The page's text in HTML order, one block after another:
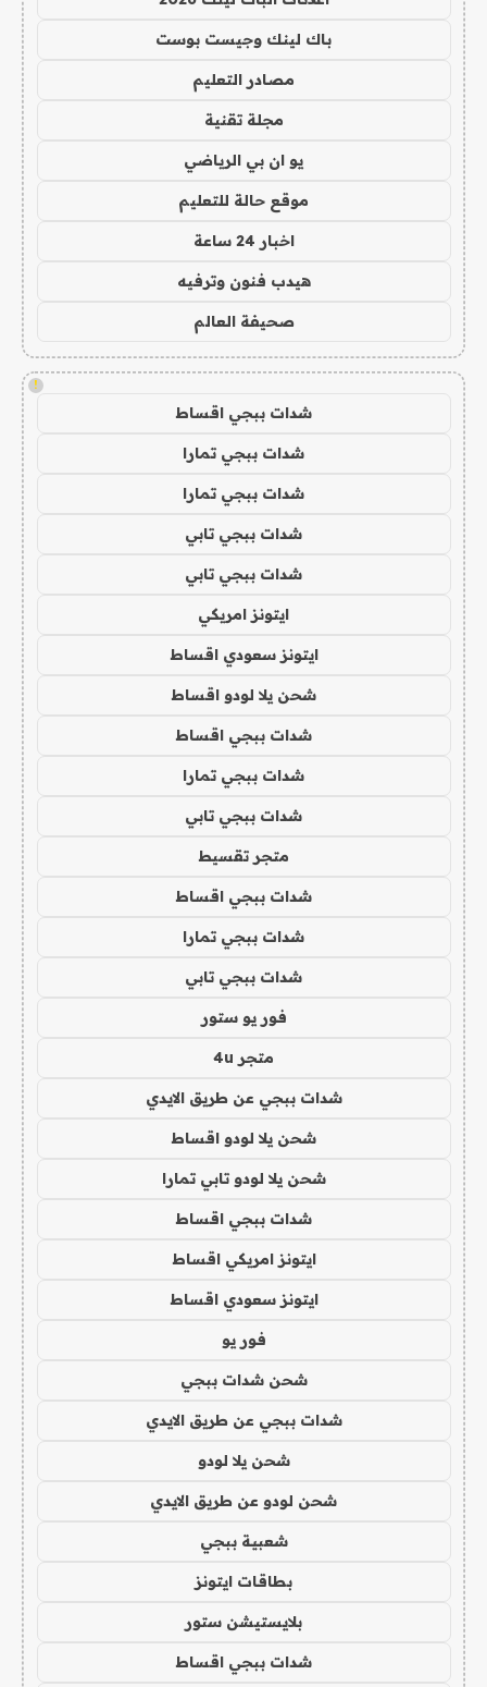
باك لينك وجيست بوست
مصادر التعليم
مجلة تقنية
يو ان بي الرياضي
موقع حالة للتعليم
اخبار 24 ساعة
هيدب فنون وترفيه
صحيفة العالم
!
شدات ببجي اقساط
شدات ببجي تمارا
شدات ببجي تمارا
شدات ببجي تابي
شدات ببجي تابي
ايتونز امريكي
ايتونز سعودي اقساط
شحن يلا لودو اقساط
شدات ببجي اقساط
شدات ببجي تمارا
شدات ببجي تابي
متجر تقسيط
شدات ببجي اقساط
شدات ببجي تمارا
شدات ببجي تابي
فور يو ستور
متجر 4u
شدات ببجي عن طريق الايدي
شحن يلا لودو اقساط
شحن يلا لودو تابي تمارا
شدات ببجي اقساط
ايتونز امريكي اقساط
ايتونز سعودي اقساط
فور يو
شحن شدات ببجي
شدات ببجي عن طريق الايدي
شحن يلا لودو
شحن لودو عن طريق الايدي
شعبية ببجي
بطاقات ايتونز
بلايستيشن ستور
شدات ببجي اقساط